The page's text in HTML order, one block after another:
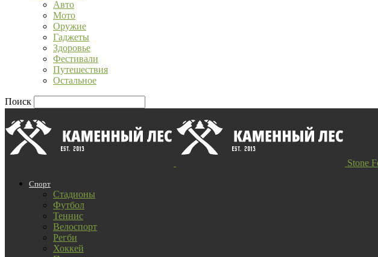
Авто
Мото
Оружие
Гаджеты
Здоровье
Фестивали
Путешествия
Остальное
Поиск
Stone
Спорт
Стадионы
Футбол
Теннис
Велоспорт
Регби
Хоккей